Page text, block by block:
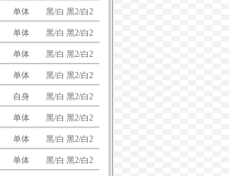
单体 黑/白 黑2/白2
单体 黑/白 黑2/白2
单体 黑/白 黑2/白2
单体 黑/白 黑2/白2
自身 黑/白 黑2/白2
单体 黑/白 黑2/白2
单体 黑/白 黑2/白2
单体 黑/白 黑2/白2